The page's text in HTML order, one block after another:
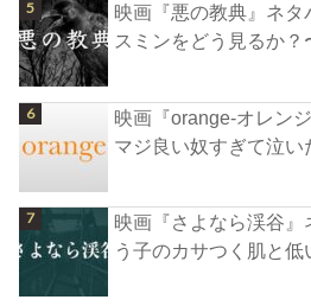
映画『悪の教典』ネ
スミンをどう見るか？
映画『orange-オレン
マジ良い奴すぎて泣い
映画『さよなら渓谷』
う子のカサつく肌と低